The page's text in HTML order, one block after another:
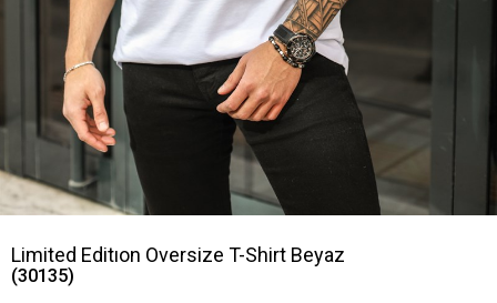
Limited Editıon Oversize T-Shirt Beyaz
(30135)